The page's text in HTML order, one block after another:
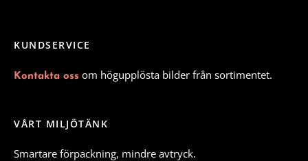
KUNDSERVICE
Kontakta oss om högupplösta bilder från sortimentet.
VÅRT MILJÖTÄNK
Smartare förpackning, mindre avtryck.